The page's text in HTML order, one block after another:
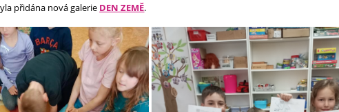
přidána nová galerie DEN ZEMĚ.